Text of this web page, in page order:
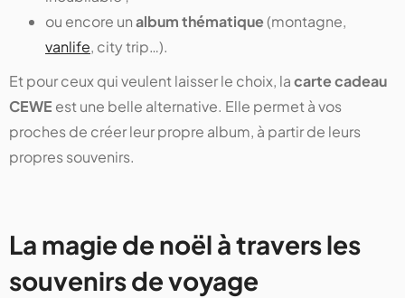
ou encore unalbum thématique(montagne,
vanlife, city trip…).
Et pour ceux qui veulent laisser le choix, lacarte cadeau
CEWE est une belle alternative. Elle permet à vos
proches de créer leur propre album, à partir de leurs
propres souvenirs.
La magie de noël à travers les
souvenirs de voyage